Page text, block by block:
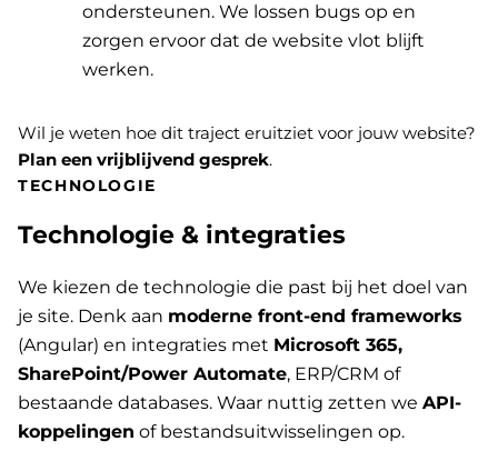
ondersteunen. We lossen bugs op en
zorgen ervoor dat de website vlot blijft
werken.
Wil je weten hoe dit traject eruitziet voor jouw website?
Plan een vrijblijvend gesprek.
TECHNOLOGIE
Technologie & integraties
We kiezen de technologie die past bij het doel van
je site. Denk aan moderne front-end frameworks
(Angular) en integraties met Microsoft 365,
SharePoint/Power Automate, ERP/CRM of
bestaande databases. Waar nuttig zetten we API-
koppelingen of bestandsuitwisselingen op.